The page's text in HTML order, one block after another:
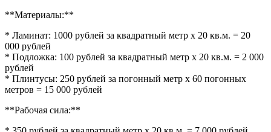
**Материалы:**
* Ламинат: 1000 рублей за квадратный метр х 20 кв.м. = 20
000 рублей
* Подложка: 100 рублей за квадратный метр х 20 кв.м. = 2 000
рублей
* Плинтусы: 250 рублей за погонный метр х 60 погонных
метров = 15 000 рублей
**Рабочая сила:**